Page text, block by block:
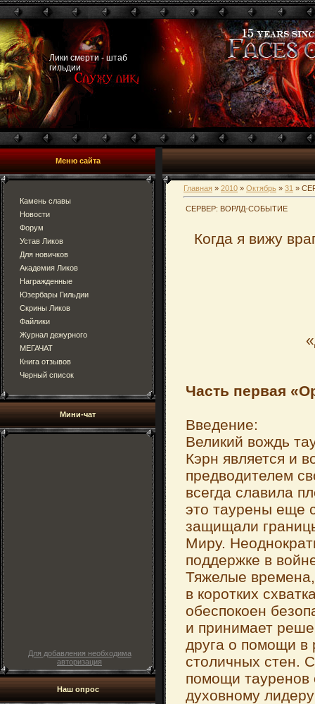
Лики смерти - штаб
гильдии
Меню сайта
Камень славы
Новости
Форум
Устав Ликов
Для новичков
Академия Ликов
Награжденные
Юзербары Гильдии
Скрины Ликов
Файлики
Журнал дежурного
МЕГАЧАТ
Книга отзывов
Черный список
Мини-чат
Для добавления необходима
авторизация
Наш опрос
Главная » 2010 » Октябрь » 31 »
CЕРВЕР: ВОРЛД-СОБЫТИЕ
Когда я вижу
Часть первая
Введение:
Великий вождь
Кэрн является и
предводителем
всегда славила
это таурены еще
защищали
Миру.
поддержке в
Тяжелые
в коротких
обеспокоен
и принимает
друга о помощи в
столичных стен.
помощи тауренов
духовному